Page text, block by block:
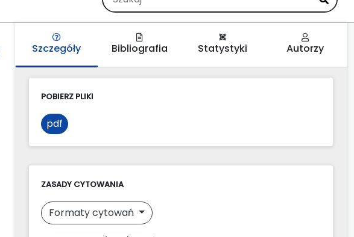
Szczegóły Bibliografia Statystyki Autorzy
POBIERZ PLIKI
pdf
ZASADY CYTOWANIA
Formaty cytowań